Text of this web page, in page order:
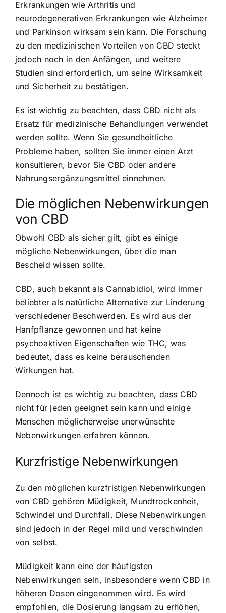
Erkrankungen wie Arthritis und
neurodegenerativen Erkrankungen wie Alzheimer
und Parkinson wirksam sein kann. Die Forschung
zu den medizinischen Vorteilen von CBD steckt
jedoch noch in den Anfängen, und weitere
Studien sind erforderlich, um seine Wirksamkeit
und Sicherheit zu bestätigen.
Es ist wichtig zu beachten, dass CBD nicht als
Ersatz für medizinische Behandlungen verwendet
werden sollte. Wenn Sie gesundheitliche
Probleme haben, sollten Sie immer einen Arzt
konsultieren, bevor Sie CBD oder andere
Nahrungsergänzungsmittel einnehmen.
Die möglichen Nebenwirkungen
von CBD
Obwohl CBD als sicher gilt, gibt es einige
mögliche Nebenwirkungen, über die man
Bescheid wissen sollte.
CBD, auch bekannt als Cannabidiol, wird immer
beliebter als natürliche Alternative zur Linderung
verschiedener Beschwerden. Es wird aus der
Hanfpflanze gewonnen und hat keine
psychoaktiven Eigenschaften wie THC, was
bedeutet, dass es keine berauschenden
Wirkungen hat.
Dennoch ist es wichtig zu beachten, dass CBD
nicht für jeden geeignet sein kann und einige
Menschen möglicherweise unerwünschte
Nebenwirkungen erfahren können.
Kurzfristige Nebenwirkungen
Zu den möglichen kurzfristigen Nebenwirkungen
von CBD gehören Müdigkeit, Mundtrockenheit,
Schwindel und Durchfall. Diese Nebenwirkungen
sind jedoch in der Regel mild und verschwinden
von selbst.
Müdigkeit kann eine der häufigsten
Nebenwirkungen sein, insbesondere wenn CBD in
höheren Dosen eingenommen wird. Es wird
empfohlen, die Dosierung langsam zu erhöhen,